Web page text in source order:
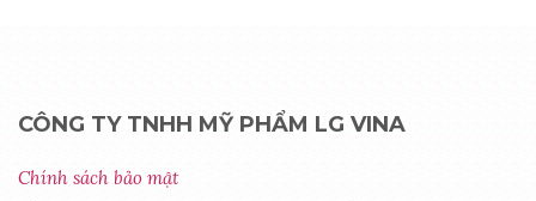
CÔNG TY TNHH MỸ PHẨM LG VINA
Chính sách bảo mật